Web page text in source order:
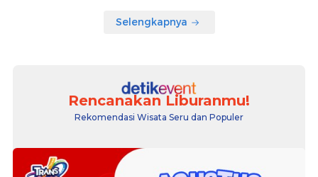
Selengkapnya
Rencanakan Liburanmu!
Rekomendasi Wisata Seru dan Populer